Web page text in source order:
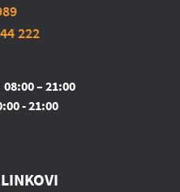
222
08:00 – 21:00
- 21:00